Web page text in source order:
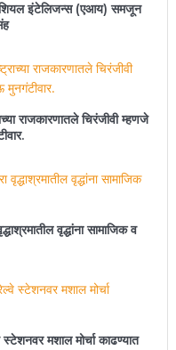
इंटेलिजन्स (एआय) समजून
राजकारणातले चिरंजीवी म्हणजे
वृद्धांना सामाजिक व
मशाल मोर्चा काढण्यात